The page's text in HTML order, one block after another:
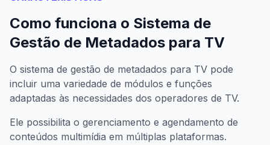
Como funciona o Sistema de
Gestão de Metadados para TV
O sistema de gestão de metadados para TV pode
incluir uma variedade de módulos e funções
adaptadas às necessidades dos operadores de TV.
Ele possibilita o gerenciamento e agendamento de
conteúdos multimídia em múltiplas plataformas.